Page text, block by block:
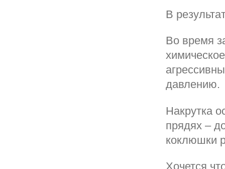
В
Во время
давлению.
Накрутка
прядях –
коклюшки
Хочется